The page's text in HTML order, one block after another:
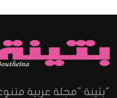
"بثينة "مجلة عربية